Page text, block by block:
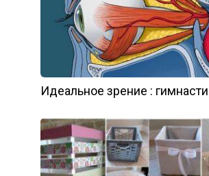
Идеальное зрение :